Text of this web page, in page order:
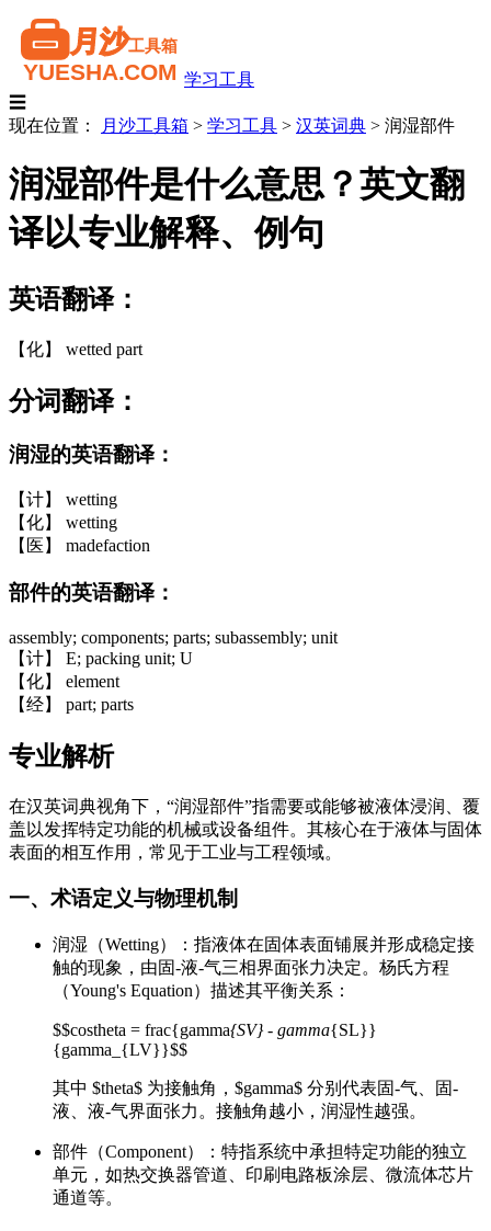
学习工具
☰
现在位置：
月沙工具箱 > 学习工具 > 汉英词典 > 润湿部件
润湿部件是什么意思？英文翻
译以专业解释、例句
英语翻译：
【化】 wetted part
分词翻译：
润湿的英语翻译：
【计】 wetting
【化】 wetting
【医】 madefaction
部件的英语翻译：
assembly; components; parts; subassembly; unit
【计】 E; packing unit; U
【化】 element
【经】 part; parts
专业解析
在汉英词典视角下，“润湿部件”指需要或能够被液体浸润、覆
盖以发挥特定功能的机械或设备组件。其核心在于液体与固体
表面的相互作用，常见于工业与工程领域。
一、术语定义与物理机制
润湿（Wetting）：指液体在固体表面铺展并形成稳定接
触的现象，由固-液-气三相界面张力决定。杨氏方程
（Young's Equation）描述其平衡关系：
$$costheta = frac{gamma{SV} - gamma{SL}}
{gamma_{LV}}$$
其中 $theta$ 为接触角，$gamma$ 分别代表固-气、固-
液、液-气界面张力。接触角越小，润湿性越强。
部件（Component）：特指系统中承担特定功能的独立
单元，如热交换器管道、印刷电路板涂层、微流体芯片
通道等。